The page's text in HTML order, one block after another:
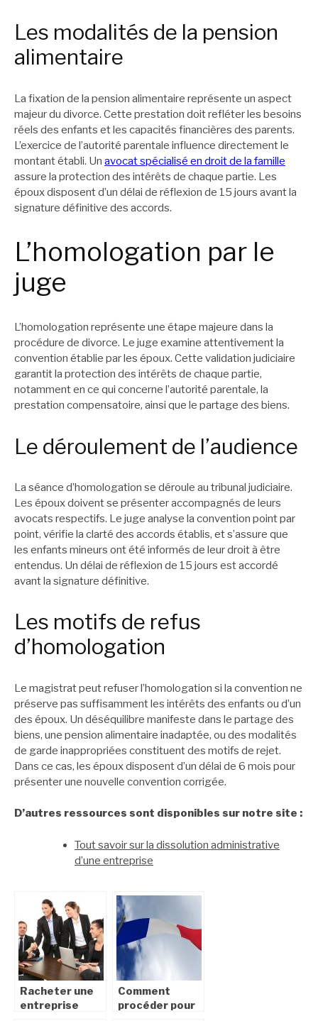
Les modalités de la pension
alimentaire
La fixation de la pension alimentaire représente un aspect
majeur du divorce. Cette prestation doit refléter les besoins
réels des enfants et les capacités financières des parents.
L’exercice de l’autorité parentale influence directement le
montant établi. Un avocat spécialisé en droit de la famille
assure la protection des intérêts de chaque partie. Les
époux disposent d’un délai de réflexion de 15 jours avant la
signature définitive des accords.
L’homologation par le
juge
L’homologation représente une étape majeure dans la
procédure de divorce. Le juge examine attentivement la
convention établie par les époux. Cette validation judiciaire
garantit la protection des intérêts de chaque partie,
notamment en ce qui concerne l’autorité parentale, la
prestation compensatoire, ainsi que le partage des biens.
Le déroulement de l’audience
La séance d’homologation se déroule au tribunal judiciaire.
Les époux doivent se présenter accompagnés de leurs
avocats respectifs. Le juge analyse la convention point par
point, vérifie la clarté des accords établis, et s’assure que
les enfants mineurs ont été informés de leur droit à être
entendus. Un délai de réflexion de 15 jours est accordé
avant la signature définitive.
Les motifs de refus
d’homologation
Le magistrat peut refuser l’homologation si la convention ne
préserve pas suffisamment les intérêts des enfants ou d’un
des époux. Un déséquilibre manifeste dans le partage des
biens, une pension alimentaire inadaptée, ou des modalités
de garde inappropriées constituent des motifs de rejet.
Dans ce cas, les époux disposent d’un délai de 6 mois pour
présenter une nouvelle convention corrigée.
D’autres ressources sont disponibles sur notre site :
Tout savoir sur la dissolution administrative
d’une entreprise
Racheter une
entreprise
Comment
procéder pour